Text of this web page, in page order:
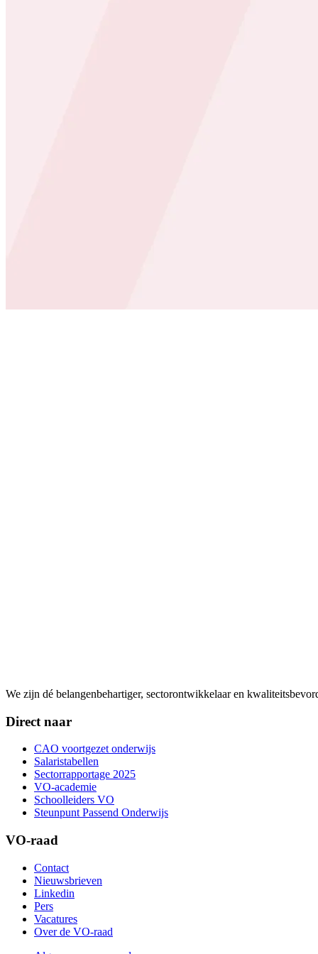
We zijn dé belangenbehartiger, sectorontwikkelaar en
Direct naar
CAO voortgezet onderwijs
Salaristabellen
Sectorrapportage 2025
VO-academie
Schoolleiders VO
Steunpunt Passend Onderwijs
VO-raad
Contact
Nieuwsbrieven
Linkedin
Pers
Vacatures
Over de VO-raad